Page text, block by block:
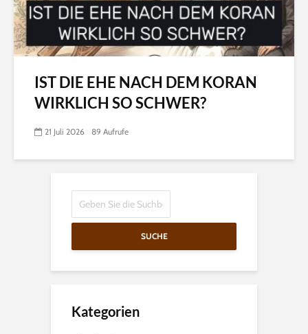
IST DIE EHE NACH DEM KORAN
WIRKLICH SO SCHWER?
21 Juli 2026 89 Aufrufe
SUCHE
Kategorien